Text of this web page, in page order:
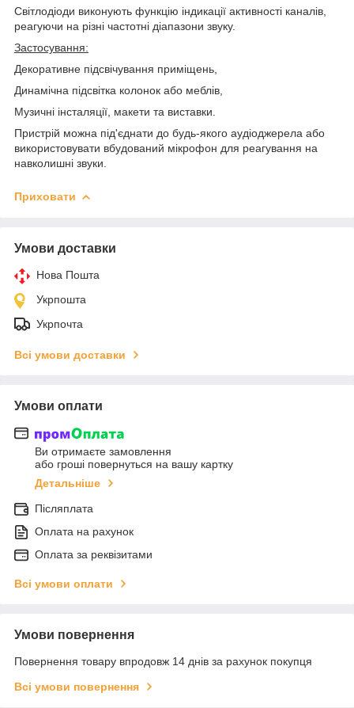
Світлодіоди виконують функцію індикації активності каналів,
реагуючи на різні частотні діапазони звуку.
Застосування:
Декоративне підсвічування приміщень,
Динамічна підсвітка колонок або меблів,
Музичні інсталяції, макети та виставки.
Пристрій можна під'єднати до будь-якого аудіоджерела або
використовувати вбудований мікрофон для реагування на
навколишні звуки.
Приховати
Умови доставки
Нова Пошта
Укрпошта
Укрпочта
Всі умови доставки
Умови оплати
Ви отримаєте замовлення
або гроші повернуться на вашу картку
Детальніше
Післяплата
Оплата на рахунок
Оплата за реквізитами
Всі умови оплати
Умови повернення
Повернення товару впродовж 14 днів за рахунок покупця
Всі умови повернення